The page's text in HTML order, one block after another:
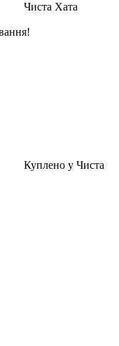
Чиста Хата
Куплено у Чиста